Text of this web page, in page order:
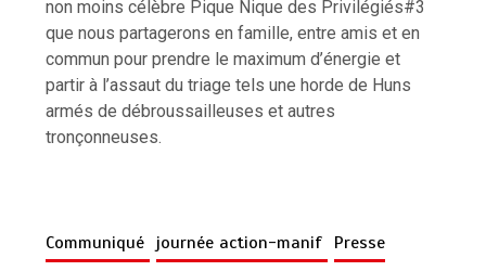
non moins célèbre Pique Nique des Privilégiés#3
que nous partagerons en famille, entre amis et en
commun pour prendre le maximum d’énergie et
partir à l’assaut du triage tels une horde de Huns
armés de débroussailleuses et autres
tronçonneuses.
Communiqué journée action-manif Presse